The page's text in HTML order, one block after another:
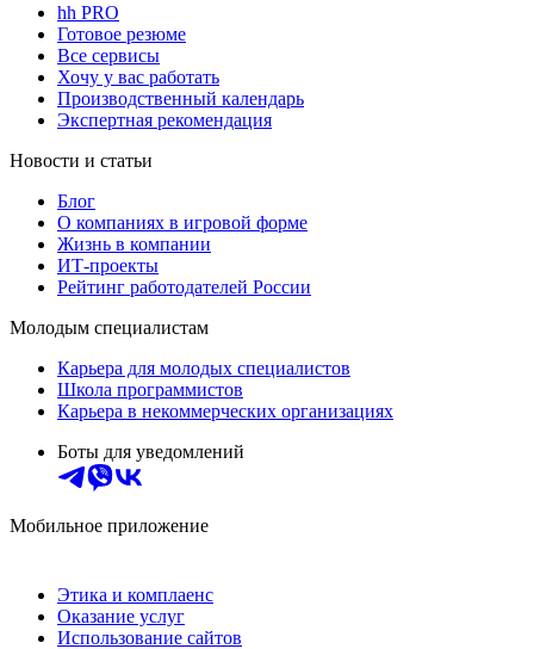
hh PRO
Готовое резюме
Все сервисы
Хочу у вас работать
Производственный календарь
Экспертная рекомендация
Новости и статьи
Блог
О компаниях в игровой форме
Жизнь в компании
ИТ-проекты
Рейтинг работодателей России
Молодым специалистам
Карьера для молодых специалистов
Школа программистов
Карьера в некоммерческих организациях
Боты для уведомлений
Мобильное приложение
Этика и комплаенс
Оказание услуг
Использование сайтов